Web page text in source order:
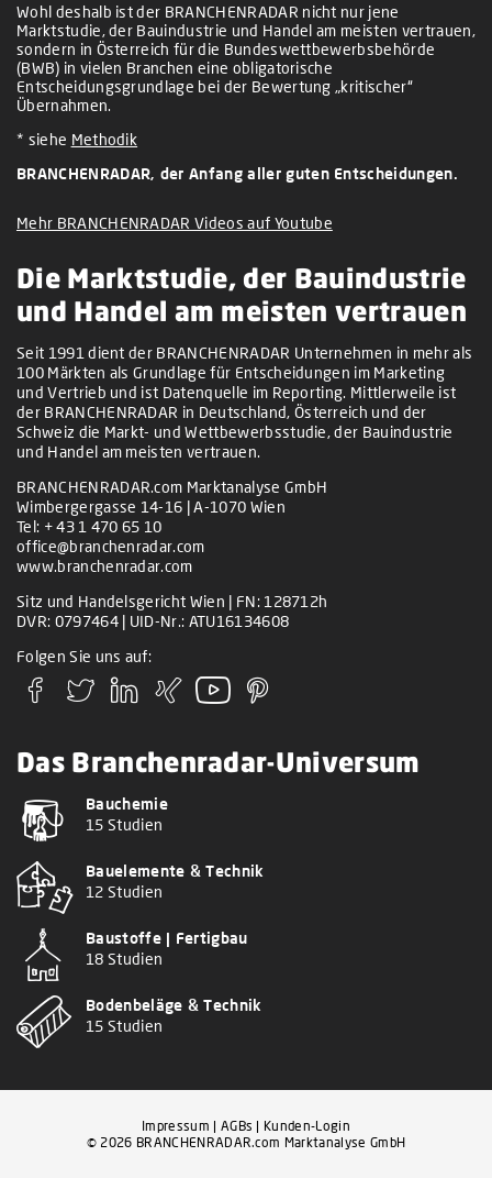
Wohl deshalb ist der BRANCHENRADAR nicht nur jene
Marktstudie, der Bauindustrie und Handel am meisten vertrauen,
sondern in Österreich für die Bundeswettbewerbsbehörde
(BWB) in vielen Branchen eine obligatorische
Entscheidungsgrundlage bei der Bewertung „kritischer“
Übernahmen.
* siehe Methodik
BRANCHENRADAR, der Anfang aller guten Entscheidungen.
Mehr BRANCHENRADAR Videos auf Youtube
Die Marktstudie, der Bauindustrie
und Handel am meisten vertrauen
Seit 1991 dient der BRANCHENRADAR Unternehmen in mehr als
100 Märkten als Grundlage für Entscheidungen im Marketing
und Vertrieb und ist Datenquelle im Reporting. Mittlerweile ist
der BRANCHENRADAR in Deutschland, Österreich und der
Schweiz die Markt- und Wettbewerbsstudie, der Bauindustrie
und Handel am meisten vertrauen.
BRANCHENRADAR.com Marktanalyse GmbH
Wimbergergasse 14-16 | A-1070 Wien
Tel: + 43 1 470 65 10
office@branchenradar.com
www.branchenradar.com
Sitz und Handelsgericht Wien | FN: 128712h
DVR: 0797464 | UID-Nr.: ATU16134608
Folgen Sie uns auf:
Das Branchenradar-Universum
Bauchemie
15 Studien
Bauelemente & Technik
12 Studien
Baustoffe | Fertigbau
18 Studien
Bodenbeläge & Technik
15 Studien
Impressum | AGBs | Kunden-Login
© 2026 BRANCHENRADAR.com Marktanalyse GmbH